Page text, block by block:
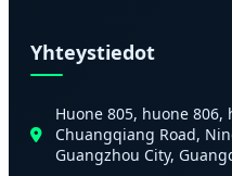
Yhteystiedot
Huone 805, huone 806,
Chuangqiang Road,
Guangzhou City,